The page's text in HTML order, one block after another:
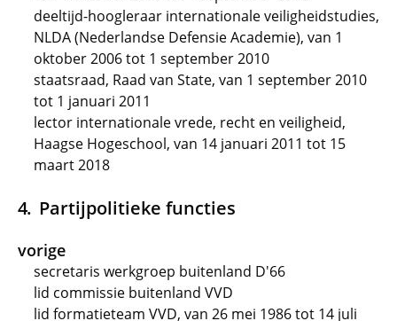
deeltijd-hoogleraar internationale veiligheidstudies,
NLDA (Nederlandse Defensie Academie), van 1
oktober 2006 tot 1 september 2010
staatsraad, Raad van State, van 1 september 2010
tot 1 januari 2011
lector internationale vrede, recht en veiligheid,
Haagse Hogeschool, van 14 januari 2011 tot 15
maart 2018
Partijpolitieke functies
vorige
secretaris werkgroep buitenland D'66
lid commissie buitenland VVD
lid formatieteam VVD, van 26 mei 1986 tot 14 juli